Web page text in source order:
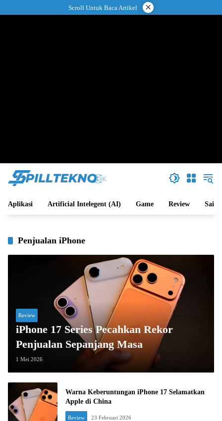
ke
Scroll Untuk Baca Artikel ×
Aplikasi Artificial Intelegent (AI) Game Review Sains
Penjualan iPhone
Review
iPhone 17 Series Pecahkan Rekor
Penjualan Sepanjang Masa
1 Mei 2026
Warna Keberuntungan iPhone 17 Selamatkan
Apple di China
Review 23 Februari 2026